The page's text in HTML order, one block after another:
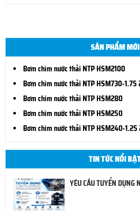
SẢN PHẨM MỚI
Bơm chìm nước thải NTP HSM2100
Bơm chìm nước thải NTP HSM730-1.75
Bơm chìm nước thải NTP HSM280
Bơm chìm nước thải NTP HSM250
Bơm chìm nước thải NTP HSM240-
TIN TỨC NỔI
YÊU CẦU TUYỂN